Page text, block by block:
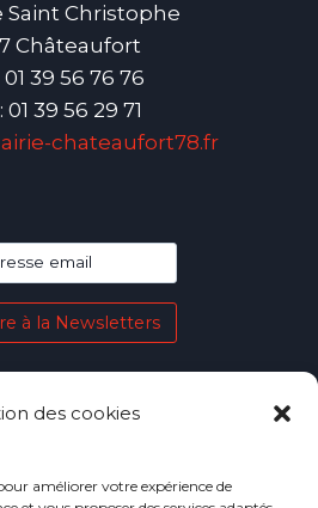
des cookies
améliorer votre expérience de
Saint Christophe
Châteaufort
01 39 56 76 76
01 39 56 29 71
chateaufort78.fr
à la Newsletters
du site
Commune